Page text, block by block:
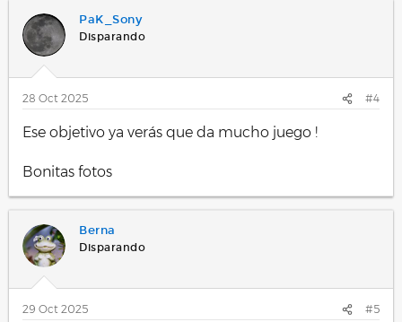
c
i
o
e
s
:
PaK_Sony
Disparando
28 Oct 2025 #4
Ese objetivo ya verás que da mucho juego !
Bonitas fotos
Berna
Disparando
29 Oct 2025 #5